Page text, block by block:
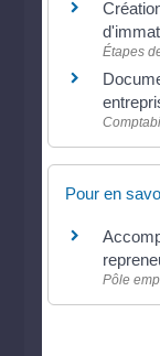
Étapes
Pour en
Pôle